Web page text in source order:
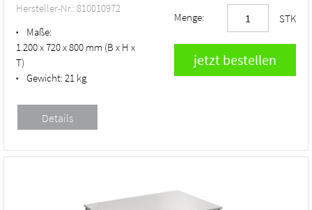
Hersteller-Nr.: 810010972
•
Maße:
1.200 x 720 x 800 mm (B x H x
T)
• Gewicht:21 kg
Menge: STK